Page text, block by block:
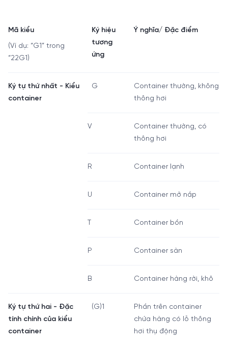
Mã kiểu
(Ví dụ: “G1” trong
“22G1)
Ký hiệu
tương
ứng
Ý nghĩa/ Đặc điểm
Ký tự thứ nhất - Kiểu
container
G
Container thường, không
thông hơi
V
Container thường, có
thông hơi
R Container lạnh
U Container mở nắp
T Container bồn
P Container sàn
B Container hàng rời, khô
Ký tự thứ hai - Đặc
tính chính của kiểu
container
(G)1
Phần trên container
chứa hàng có lỗ thông
hơi thụ động